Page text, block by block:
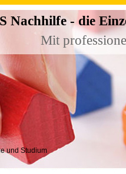
Nachhilfe - die
Mit
und Studium